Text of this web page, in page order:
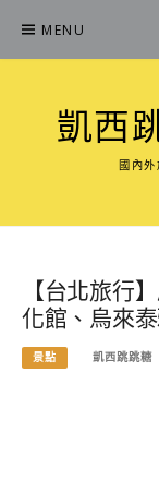
content
MENU
凱西
國內
【台北旅行
化館、烏來
景點 凱西跳跳糖